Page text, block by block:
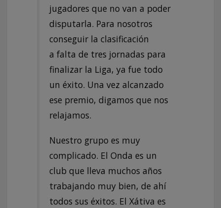
jugadores que no van a poder
disputarla. Para nosotros
conseguir la clasificación
a falta de tres jornadas para
finalizar la Liga, ya fue todo
un éxito. Una vez alcanzado
ese premio, digamos que nos
relajamos.
Nuestro grupo es muy
complicado. El Onda es un
club que lleva muchos años
trabajando muy bien, de ahí
todos sus éxitos. El Xátiva es